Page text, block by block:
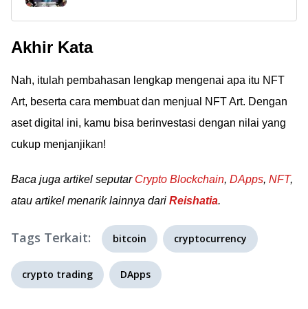
buat kamu yang ingin
passive income atau
bahkan pendapatan
utama!
Akhir Kata
Nah, itulah pembahasan lengkap mengenai apa itu NFT
Art, beserta cara membuat dan menjual NFT Art. Dengan
aset digital ini, kamu bisa berinvestasi dengan nilai yang
cukup menjanjikan!
Baca juga artikel seputar Crypto Blockchain, DApps, NFT,
atau artikel menarik lainnya dari Reishatia.
Tags Terkait: bitcoin cryptocurrency
crypto trading DApps